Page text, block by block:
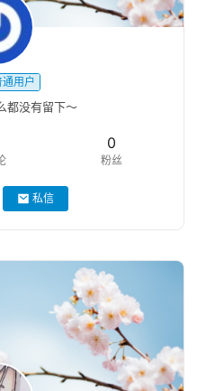
通用户
都没有留下～
0
粉丝
私信